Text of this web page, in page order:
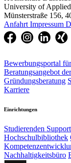
University of Applied
Münsterstraße 156,
Anfahrt Impressum
Bewerbungsportal
Beratungsangebot
Gründungsberatung
Karriere
Einrichtungen
Studierenden
Hochschulbibliothek
Nachhaltigkeitsbüro